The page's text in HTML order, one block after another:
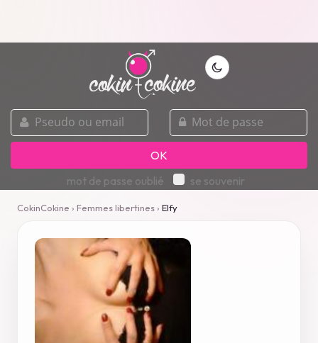
pseudo
ou
email
mot
de
passe
OK
mot de passe oublié
se souvenir
CokinCokine › Femmes libertines› Elfy